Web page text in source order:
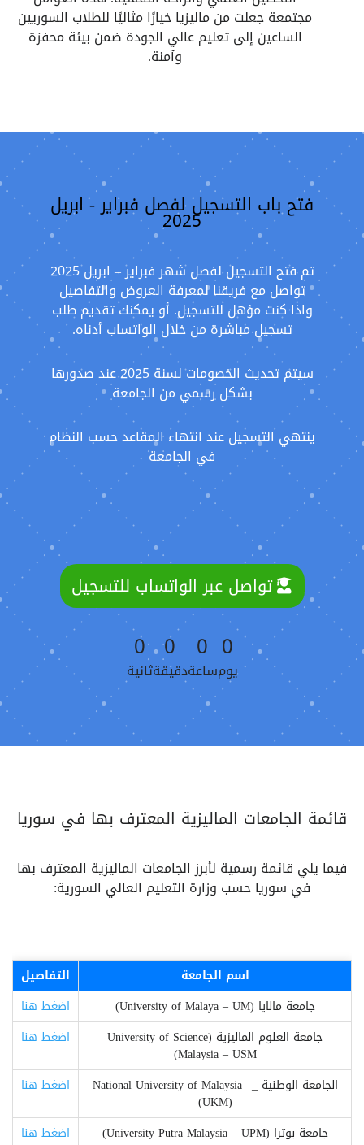
مجتمعة جعلت من ماليزيا خيارًا مثاليًا للطلاب السوريين
الساعين إلى تعليم عالي الجودة ضمن بيئة محفزة
وآمنة.
فتح باب التسجيل لفصل فبراير - ابريل
2025
تم فتح التسجيل لفصل شهر فبراير – ابريل 2025
تواصل مع فريقنا لمعرفة العروض والتفاصيل
واذا كنت مؤهل للتسجيل. أو يمكنك تقديم طلب
تسجيل مباشرة من خلال الواتساب أدناه.
سيتم تحديث الخصومات لسنة 2025 عند صدورها
بشكل رسمي من الجامعة
ينتهي التسجيل عند انتهاء المقاعد حسب النظام
في الجامعة
تواصل عبر الواتساب للتسجيل
0
يوم
0
ساعة
0
دقيقة
0
ثانية
قائمة الجامعات الماليزية المعترف بها في سوريا
فيما يلي قائمة رسمية لأبرز الجامعات الماليزية المعترف بها
في سوريا حسب وزارة التعليم العالي السورية:
اسم الجامعة
التفاصيل
جامعة مالايا (University of Malaya – UM)
اضغط هنا
جامعة العلوم الماليزية (University of Science
Malaysia – USM)
اضغط هنا
الجامعة الوطنية _National University of Malaysia –
(UKM)
اضغط هنا
جامعة بوترا (University Putra Malaysia – UPM) اضغط هنا